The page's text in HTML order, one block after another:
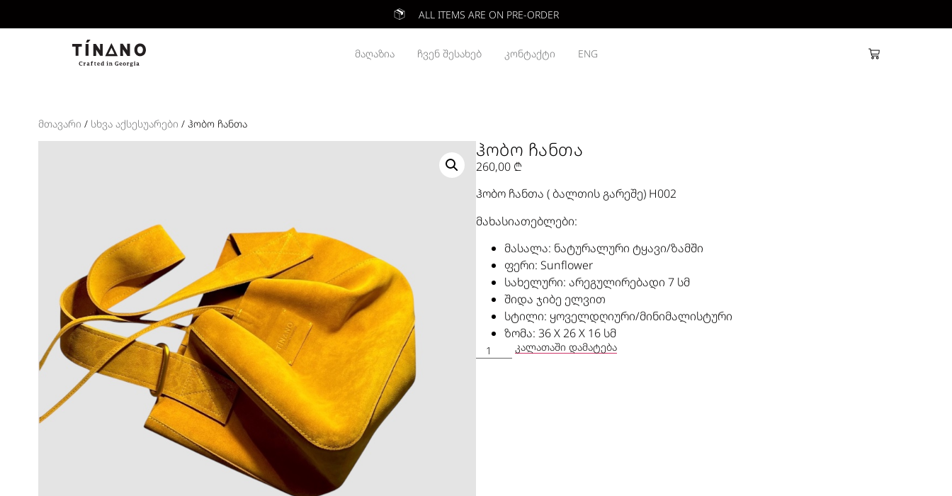
ALL ITEMS ARE ON PRE-ORDER
ᲛᲐᲦᲐᲖᲘᲐ ᲩᲕᲔᲜ ᲨᲔᲡᲐᲮᲔᲑ ᲙᲝᲜᲢᲐᲥᲢᲘ ENG
ᲛᲗᲐᲕᲐᲠᲘ / ᲡᲮᲕᲐ ᲐᲥᲡᲔᲡᲣᲐᲠᲔᲑᲘ / ᲰᲝᲑᲝ ᲩᲐᲜᲗᲐ
ᲰᲝᲑᲝ ᲩᲐᲜᲗᲐ
260,00 ₾
ჰობო ჩანთა ( ბალთის გარეშე) H002
მახასიათებლები:
მასალა: ნატურალური ტყავი/ზამში
ფერი: Sunflower
სახელური: არეგულირებადი 7 სმ
შიდა ჯიბე ელვით
სტილი: ყოველდღიური/მინიმალისტური
ზომა: 36 X 26 X 16 სმ
ᲙᲐᲚᲐᲗᲐᲨᲘ ᲓᲐᲛᲐᲢᲔᲑᲐ